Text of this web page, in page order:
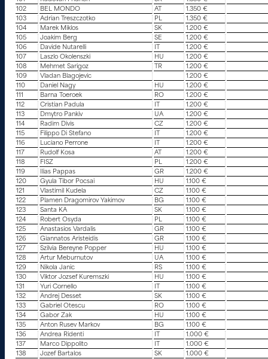
102
BEL MONDO AT
1.350 €
103
Adrian Treszczotko PL
1.350 €
104
Marek Miklos SK
1.200 €
105
Joakim Berg SE
1.200 €
106
Davide Nutarelli
1.200 €
107
Laszlo Okolenszki HU
1.200 €
108
Mehmet Sarigoz TR
1.200 €
109
Vladan Blagojevic
1.200 €
110
Daniel Nagy HU
1.200 €
111
Barna Toeroek RO
1.200 €
112
Cristian Padula
1.200 €
113
Dmytro Pankiv UA
1.200 €
114
Radim Divis CZ
1.200 €
115
Filippo Di Stefano
1.200 €
116
Luciano Perrone
1.200 €
117
Rudolf Kosa AT
1.200 €
118
FISZ PL
1.200 €
119
Ilias Pappas GR
1.200 €
120
Gyula Tibor Pocsai HU
1.100 €
121
Vlastimil Kudela CZ
1.100 €
122
Plamen Dragomirov Yakimov BG
1.100 €
123
Santa KA SK
1.100 €
124
Robert Osyda PL
1.100 €
125
Anastasios Vardalis GR
1.100 €
126
Giannatos Aristeidis GR
1.100 €
127
Szilvia Bereyne Popper HU
1.100 €
128
Artur Meburnutov UA
1.100 €
129
Nikola Janic RS
1.100 €
130
Viktor Jozsef Kuremszki HU
1.100 €
131
Yuri Cornello
1.100 €
132
Andrej Desset SK
1.100 €
133
Gabriel Otescu RO
1.100 €
134
Gabor Zak HU
1.100 €
135
Anton Rusev Markov BG
1.100 €
136
Andrea Ridenti
1.000 €
137
Marco Dippolito
1.000 €
138
Jozef Bartalos SK
1.000 €